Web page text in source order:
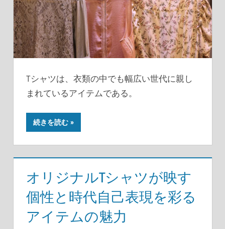
Tシャツは、衣類の中でも幅広い世代に親し
まれているアイテムである。
続きを読む
オリジナルTシャツが映す
個性と時代自己表現を彩る
アイテムの魅力